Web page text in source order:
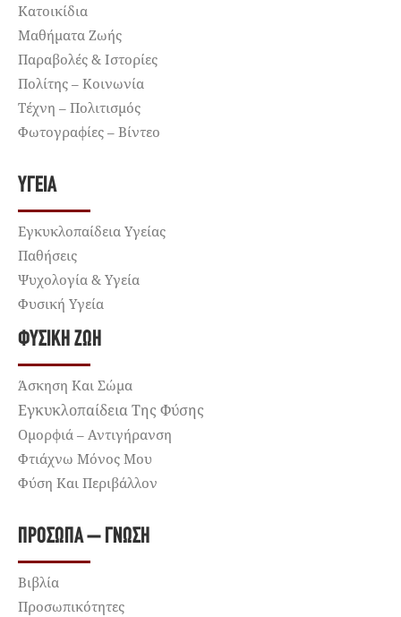
Κατοικίδια
Μαθήματα Ζωής
Παραβολές & Ιστορίες
Πολίτης – Κοινωνία
Τέχνη – Πολιτισμός
Φωτογραφίες – Βίντεο
ΥΓΕΊΑ
Εγκυκλοπαίδεια Υγείας
Παθήσεις
Ψυχολογία & Υγεία
Φυσική Υγεία
ΦΥΣΙΚΉ ΖΩΉ
Άσκηση Και Σώμα
Εγκυκλοπαίδεια Της Φύσης
Ομορφιά – Αντιγήρανση
Φτιάχνω Μόνος Μου
Φύση Και Περιβάλλον
ΠΡΌΣΩΠΑ – ΓΝΏΣΗ
Βιβλία
Προσωπικότητες